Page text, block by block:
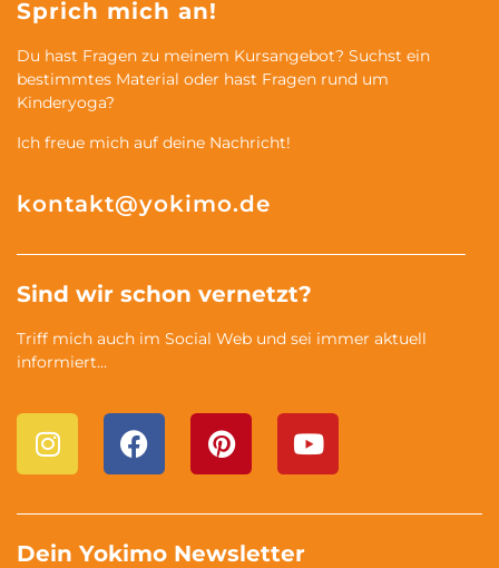
Sprich mich an!
Du hast Fragen zu meinem Kursangebot? Suchst ein
bestimmtes Material oder hast Fragen rund um
Kinderyoga?
Ich freue mich auf deine Nachricht!
kontakt@yokimo.de
Sind wir schon vernetzt?
Triff mich auch im Social Web und sei immer aktuell
informiert…
Dein Yokimo Newsletter